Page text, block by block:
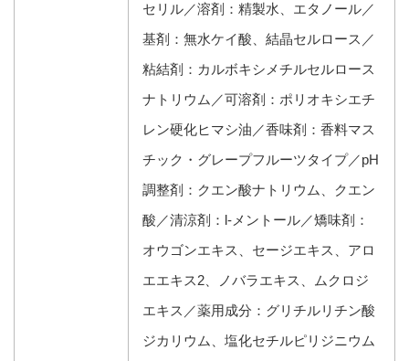
セリル／溶剤：精製水、エタノール／
基剤：無水ケイ酸、結晶セルロース／
粘結剤：カルボキシメチルセルロース
ナトリウム／可溶剤：ポリオキシエチ
レン硬化ヒマシ油／香味剤：香料マス
チック・グレープフルーツタイプ／pH
調整剤：クエン酸ナトリウム、クエン
酸／清涼剤：l-メントール／矯味剤：
オウゴンエキス、セージエキス、アロ
エエキス2、ノバラエキス、ムクロジ
エキス／薬用成分：グリチルリチン酸
ジカリウム、塩化セチルピリジニウム